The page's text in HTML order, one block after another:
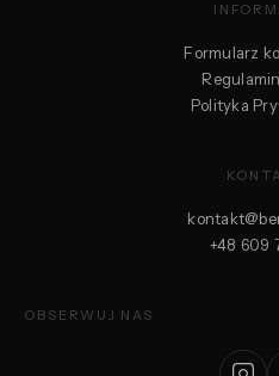
Formularz
Polityka
+48 609
OBSERWUJ NAS